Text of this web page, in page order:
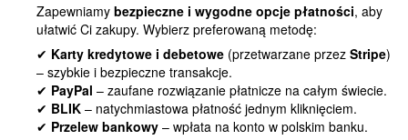
Zapewniamy bezpieczne i wygodne opcje płatności, aby
ułatwić Ci zakupy. Wybierz preferowaną metodę:
✔ Karty kredytowe i debetowe (przetwarzane przez Stripe)
– szybkie i bezpieczne transakcje.
✔ PayPal – zaufane rozwiązanie płatnicze na całym świecie.
✔ BLIK – natychmiastowa płatność jednym kliknięciem.
✔ Przelew bankowy – wpłata na konto w polskim banku.